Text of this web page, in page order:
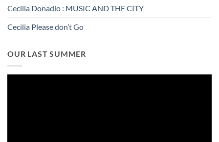
Cecilia Donadio : MUSIC AND THE CITY
Cecilia Please don’t Go
OUR LAST SUMMER